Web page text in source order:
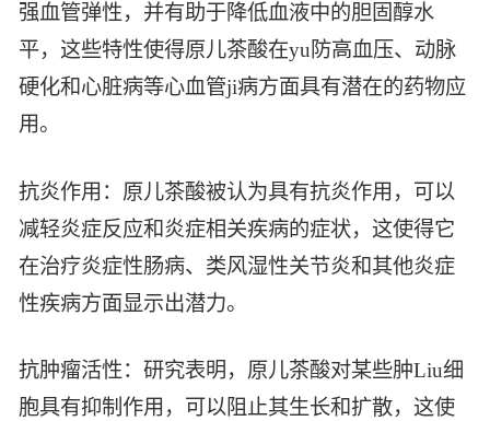
强血管弹性，并有助于降低血液中的胆固醇水
平，这些特性使得原儿茶酸在yu防高血压、动脉
硬化和心脏病等心血管ji病方面具有潜在的药物应
用。
抗炎作用：原儿茶酸被认为具有抗炎作用，可以
减轻炎症反应和炎症相关疾病的症状，这使得它
在治疗炎症性肠病、类风湿性关节炎和其他炎症
性疾病方面显示出潜力。
抗肿瘤活性：研究表明，原儿茶酸对某些肿Liu细
胞具有抑制作用，可以阻止其生长和扩散，这使